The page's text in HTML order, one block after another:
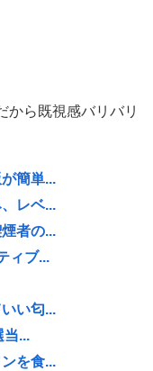
から既視感バリバリ
簡単...
レベ...
者の...
ィブ...
い匂...
当...
を食...